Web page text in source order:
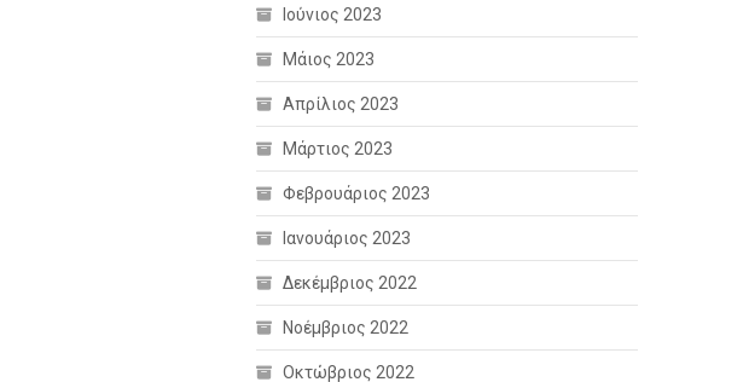
Ιούνιος 2023
Μάιος 2023
Απρίλιος 2023
Μάρτιος 2023
Φεβρουάριος 2023
Ιανουάριος 2023
Δεκέμβριος 2022
Νοέμβριος 2022
Οκτώβριος 2022